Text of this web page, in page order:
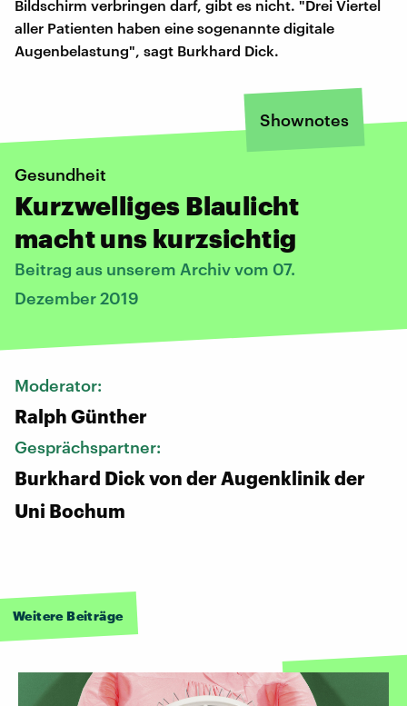
Bildschirm verbringen darf, gibt es nicht. "Drei Viertel
aller Patienten haben eine sogenannte digitale
Augenbelastung", sagt Burkhard Dick.
Shownotes
Gesundheit
Kurzwelliges Blaulicht
macht uns kurzsichtig
Beitrag aus unserem Archiv vom 07.
Dezember 2019
Moderator:
Ralph Günther
Gesprächspartner:
Burkhard Dick von der Augenklinik der
Uni Bochum
Weitere Beiträge